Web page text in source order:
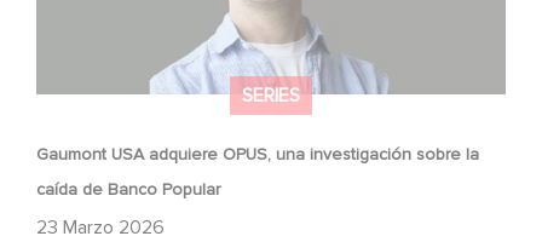
SERIES
Gaumont USA adquiere OPUS, una investigación sobre la
caída de Banco Popular
23 Marzo 2026